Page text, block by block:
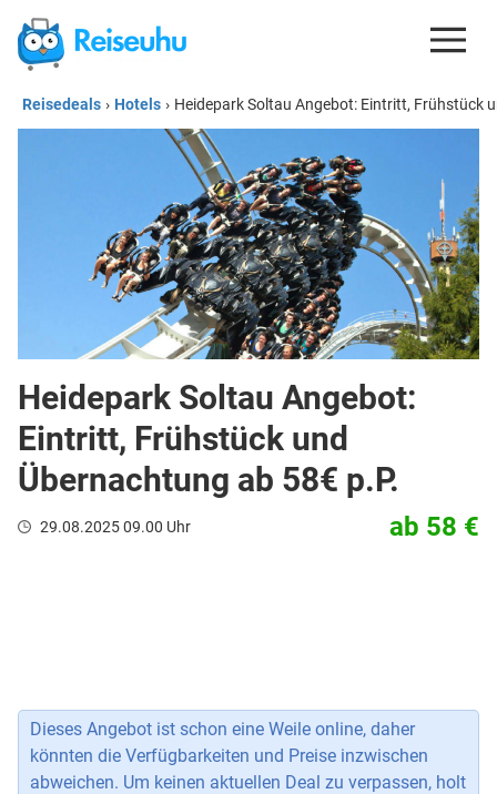
REISEDEALS
GUTSCHEINE
KREDITKARTEN
ESIM
REISEBLOG
Reisedeals › Hotels › Heidepark Soltau Angebot: Eintritt, Frühstück
Heidepark Soltau Angebot:
Eintritt, Frühstück und
Übernachtung ab 58€ p.P.
29.08.2025 09.00 Uhr ab 58 €
Dieses Angebot ist schon eine Weile online, daher
könnten die Verfügbarkeiten und Preise inzwischen
abweichen. Um keinen aktuellen Deal zu verpassen, holt